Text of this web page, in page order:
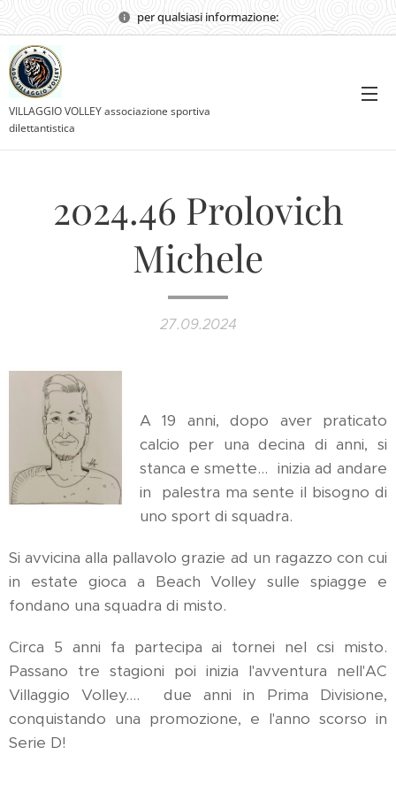
per qualsiasi informazione:
VILLAGGIO VOLLEY associazione sportiva
dilettantistica
2024.46 Prolovich
Michele
27.09.2024
A 19 anni, dopo aver praticato
calcio per una decina di anni, si
stanca e smette... inizia ad andare
in palestra ma sente il bisogno di
uno sport di squadra.
Si avvicina alla pallavolo grazie ad un ragazzo con cui
in estate gioca a Beach Volley sulle spiagge e
fondano una squadra di misto.
Circa 5 anni fa partecipa ai tornei nel csi misto.
Passano tre stagioni poi inizia l'avventura nell'AC
Villaggio Volley.... due anni in Prima Divisione,
conquistando una promozione, e l'anno scorso in
Serie D!